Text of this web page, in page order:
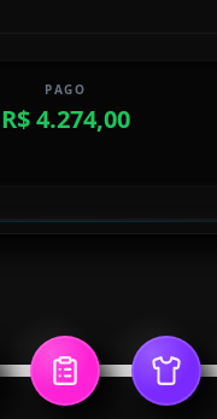
PAGO
R$ 4.274,00